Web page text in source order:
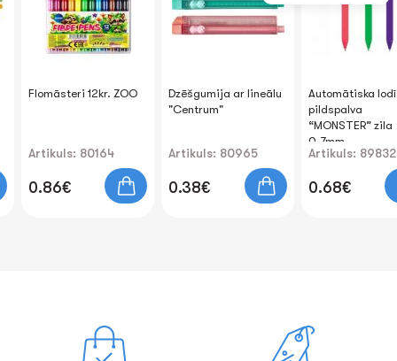
Flomāsteri 12kr. ZOO
Artikuls: 80164
0.86€
Dzēšgumija ar lineālu
"Centrum"
Artikuls: 80965
0.38€
Automātiska
pildspalva
“MONSTER” zila
0.7mm
Artikuls: 89832
0.68€